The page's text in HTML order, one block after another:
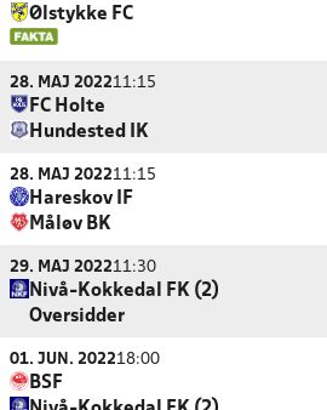
Ølstykke FC
28. MAJ 202211:15
FC Holte
Hundested IK
28. MAJ 202211:15
Hareskov IF
Måløv BK
29. MAJ 202211:30
Nivå-Kokkedal FK (2)
Oversidder
01. JUN. 202218:00
BSF